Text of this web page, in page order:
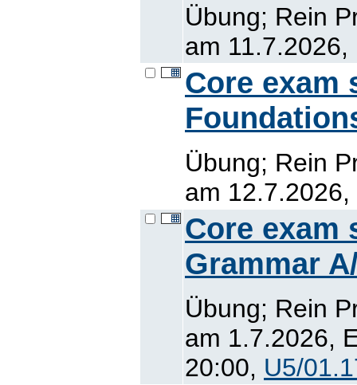
Übung; Rein
am
Core
Übung; Rein
am
Core
Grammar
Übung; Rein
am 1.7.2026,
20:00, U5/